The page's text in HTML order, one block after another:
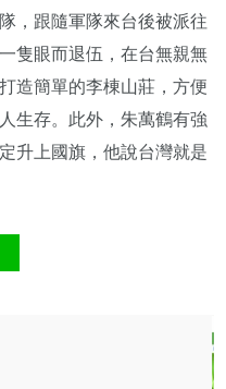
，跟隨軍隊來台後被派往
隻眼而退伍，在台無親無
造簡單的李棟山莊，方便
生存。此外，朱萬鶴有強
升上國旗，他說台灣就是